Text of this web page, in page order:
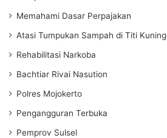
Memahami Dasar Perpajakan
Atasi Tumpukan Sampah di Titi Kuning
Rehabilitasi Narkoba
Bachtiar Rivai Nasution
Polres Mojokerto
Pengangguran Terbuka
Pemprov Sulsel